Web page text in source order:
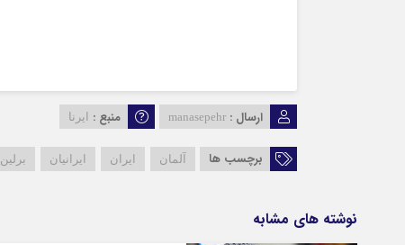
ارسال : manasepehr منبع : ایرنا
برچسب ها آلمان ایران ایرانیان برلین
نوشته های مشابه